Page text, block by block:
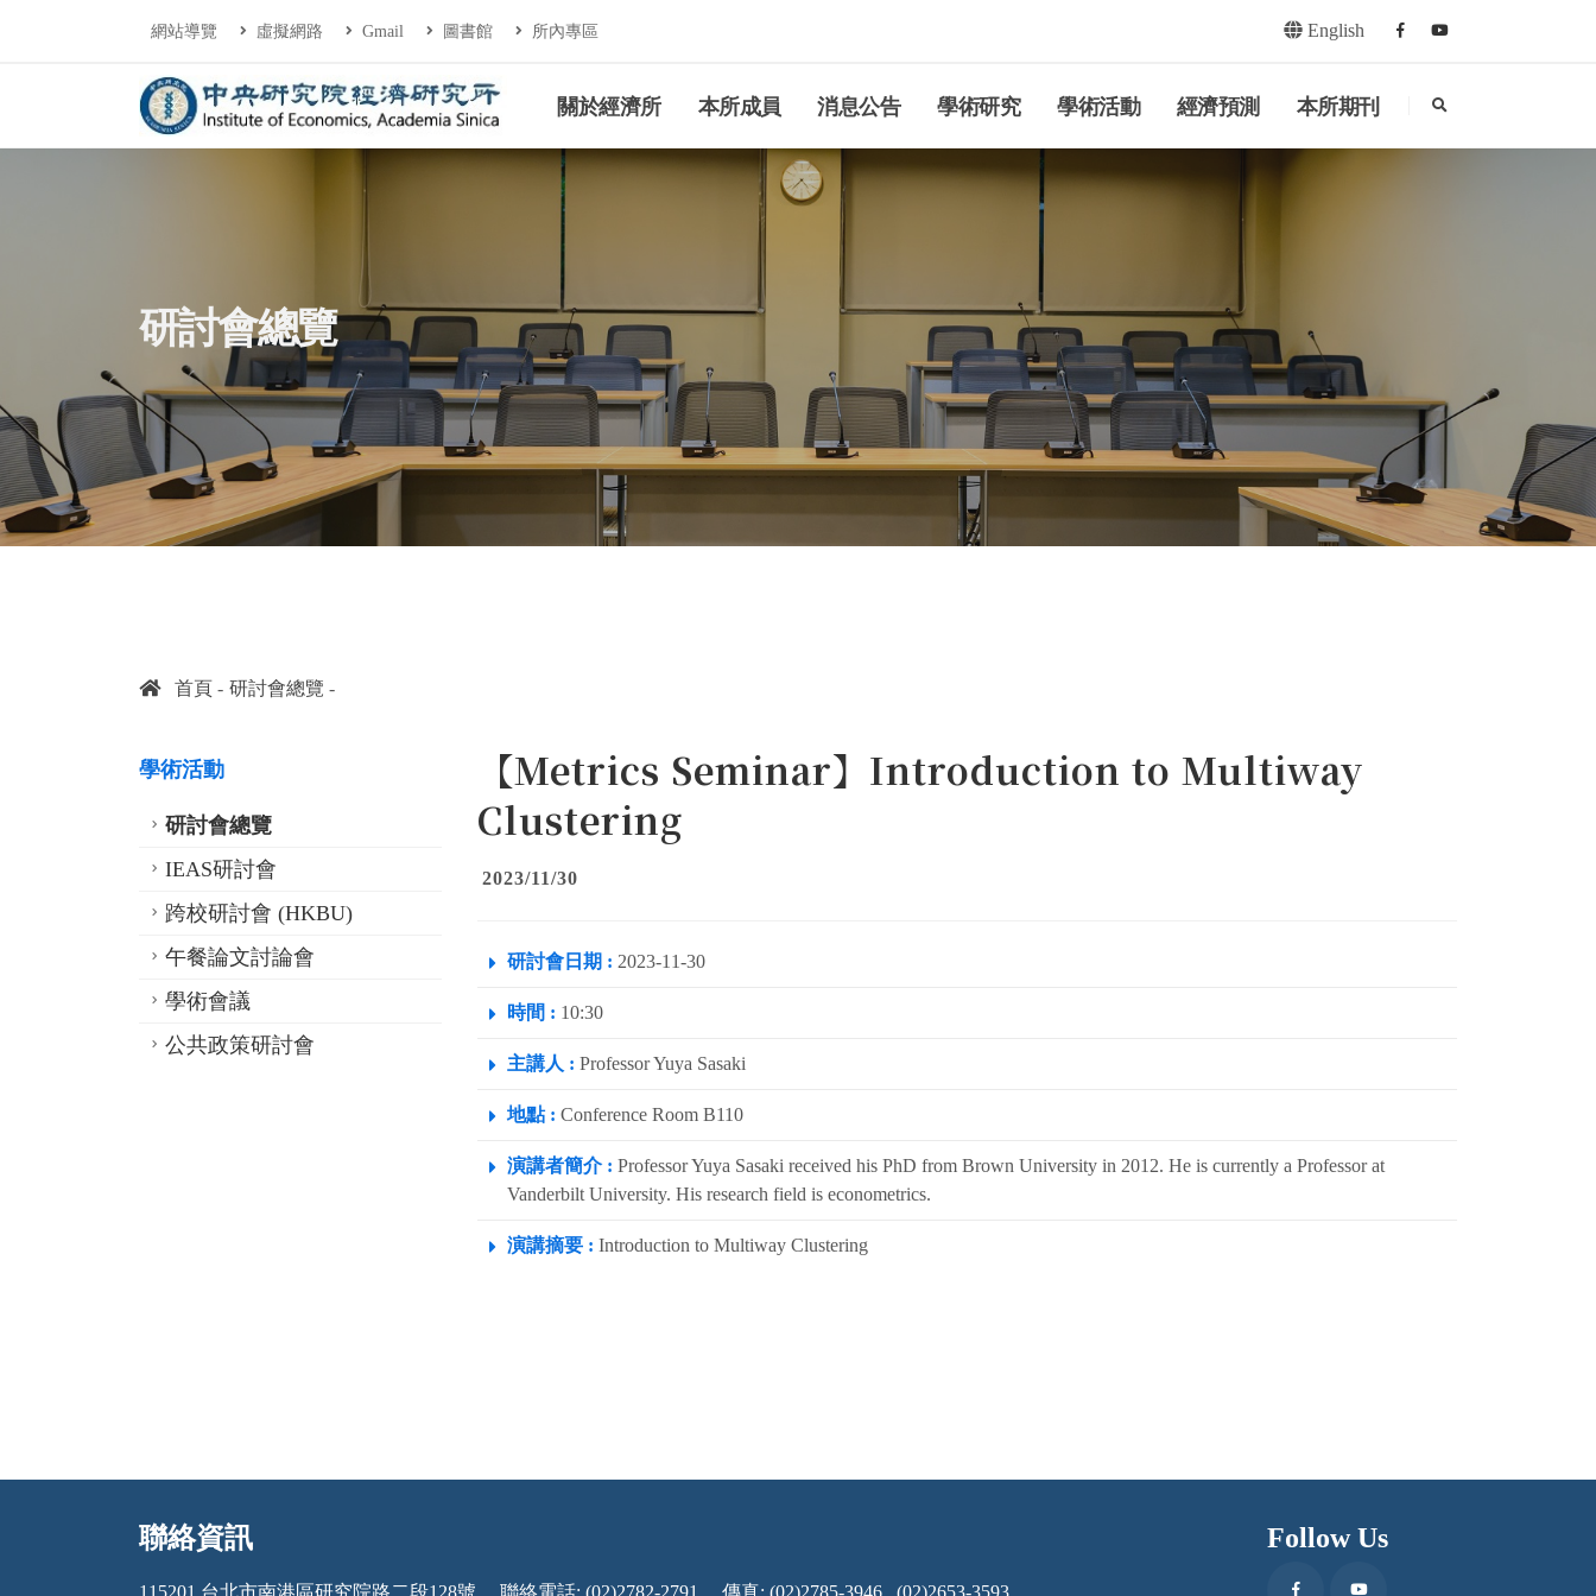
連往主要內容區塊
網站導覽 虛擬網路 Gmail 圖書館 所內專區 English Facebookyoutube
中央研究院經濟研究所關於經濟所 本所成員 消息公告 學術研究 學術活動 經濟預測 本所期刊 search
研討會總覽
首頁 研討會總覽
學術活動
研討會總覽
IEAS研討會
跨校研討會 (HKBU)
午餐論文討論會
學術會議
公共政策研討會
【Metrics Seminar】Introduction to Multiway
Clustering
2023/11/30
研討會日期 : 2023-11-30
時間 : 10:30
主講人 : Professor Yuya Sasaki
地點 : Conference Room B110
演講者簡介 : Professor Yuya Sasaki received his PhD from Brown University in 2012. He is currently a Professor at
Vanderbilt University. His research field is econometrics.
演講摘要 : Introduction to Multiway Clustering
:::
聯絡資訊
115201 台北市南港區研究院路二段128號 聯絡電話: (02)2782-2791 傳真: (02)2785-3946 , (02)2653-3593
Follow Us
FacebookYoutube